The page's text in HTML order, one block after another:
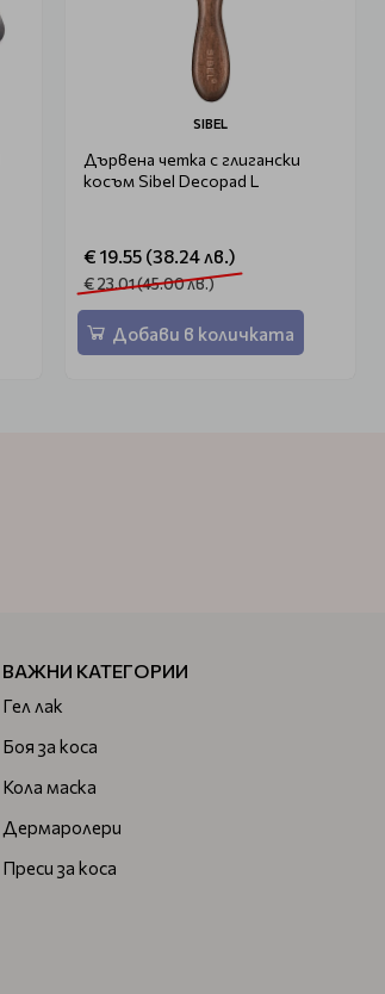
SIBEL
Дървена четка с глигански
косъм Sibel Decopad L
€ 19.55 (38.24 лв.)
€ 23.01 (45.00 лв.)
Добави в количката
ВАЖНИ КАТЕГОРИИ
Гел лак
Боя за коса
Кола маска
Дермаролери
Преси за коса